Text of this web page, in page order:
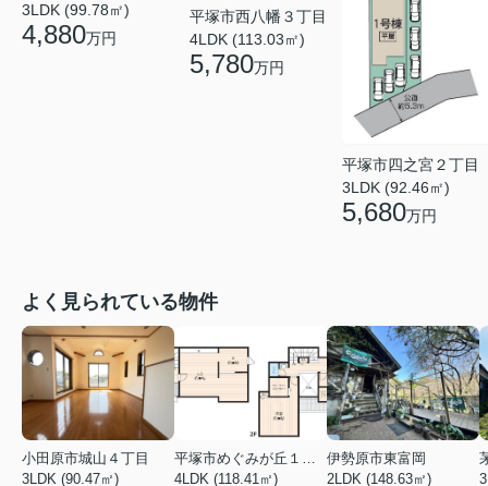
3LDK (99.78㎡)
4,880万円
平塚市西八幡３丁目
4LDK (113.03㎡)
5,780万円
平塚市四之宮２丁目
3LDK (92.46㎡)
5,680万円
よく見られている物件
小田原市城山４丁目
3LDK (90.47㎡)
4LDK (118.41㎡)
伊勢原市東富岡
2LDK (148.63㎡)